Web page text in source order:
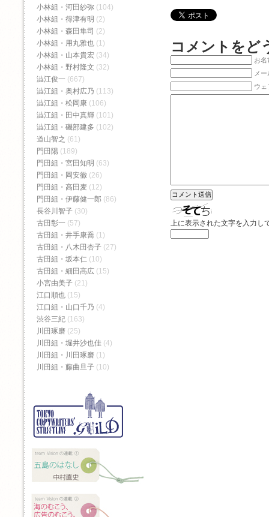
コメントをど
お名
メ
ウェ
上に表示された文字を入力し
小林組・河田紗弥 (104)
小林組・得津有明 (2)
小林組・森田隼司 (2)
小林組・用丸雅也 (1)
小林組・山本貴宏 (34)
小林組・野村隆文 (32)
澁江俊一 (667)
澁江組・奥村広乃 (113)
澁江組・松岡康 (106)
澁江組・田中真輝 (101)
澁江組・磯部建多 (102)
道山智之 (61)
門田陽 (189)
門田組・宮田知明 (63)
門田組・岡安徹 (26)
門田組・高田麦 (12)
門田組・伊藤健一郎 (86)
長谷川智子 (30)
古田彰一 (57)
古田組・井手康喬 (1)
古田組・八木田杏子 (27)
古田組・坂本仁 (10)
古田組・細田高広 (15)
小宮由美子 (21)
江口順也 (15)
江口組・山口千乃 (4)
渋谷三紀 (163)
川田琢磨 (25)
川田組・堀井沙也佳 (4)
川田組・川田琢磨 (1)
川田組・藤曲旦子 (10)